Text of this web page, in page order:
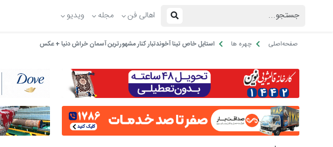
اهالی فن مجله ویدیو
صفحه‌اصلی چهره ها استایل خاص تینا آخوندتبار کنار مشهورترین آسمان خراش دنیا + عکس